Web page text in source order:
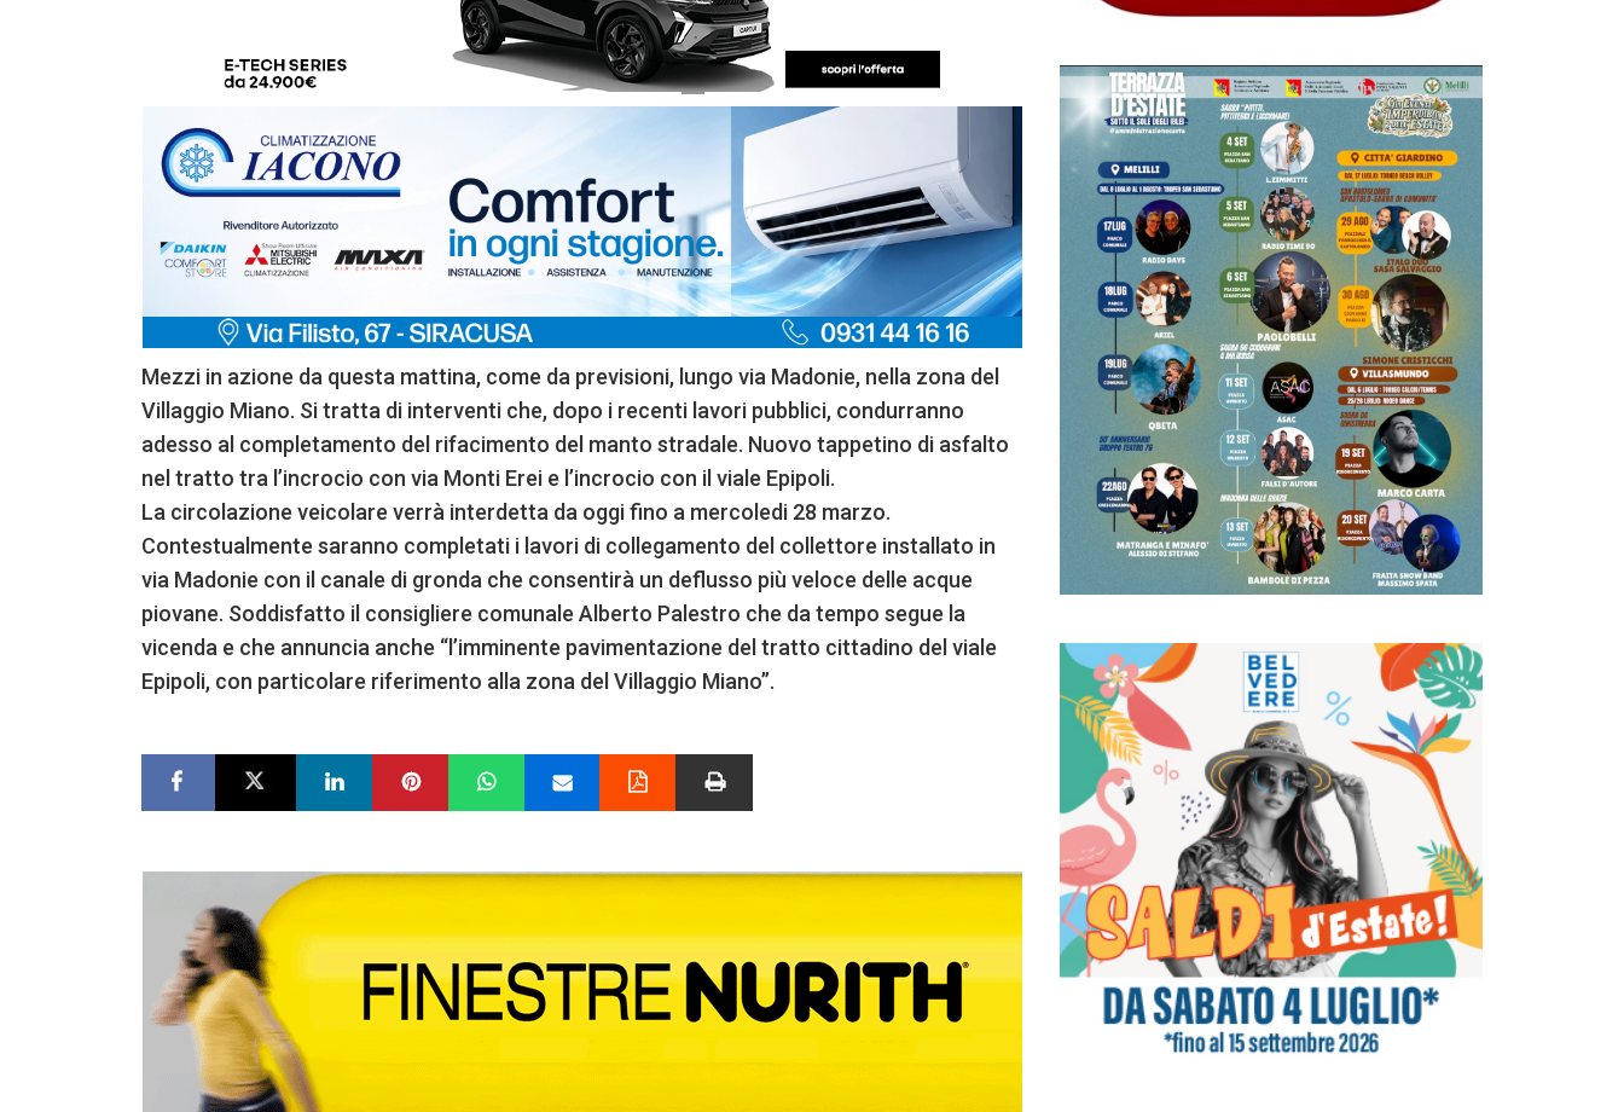
Mezzi in azione da questa mattina, come da previsioni, lungo via Madonie, nella zona del
Villaggio Miano. Si tratta di interventi che, dopo i recenti lavori pubblici, condurranno
adesso al completamento del rifacimento del manto stradale. Nuovo tappetino di asfalto
nel tratto tra l’incrocio con via Monti Erei e l’incrocio con il viale Epipoli.
La circolazione veicolare verrà interdetta da oggi fino a mercoledi 28 marzo.
Contestualmente saranno completati i lavori di collegamento del collettore installato in
via Madonie con il canale di gronda che consentirà un deflusso più veloce delle acque
piovane. Soddisfatto il consigliere comunale Alberto Palestro che da tempo segue la
vicenda e che annuncia anche “l’imminente pavimentazione del tratto cittadino del viale
Epipoli, con particolare riferimento alla zona del Villaggio Miano”.